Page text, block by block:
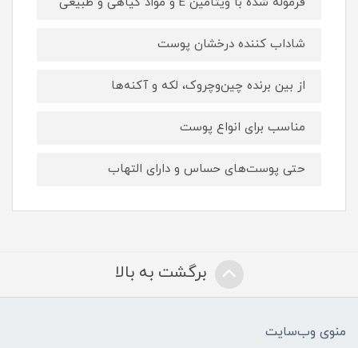
شاداب کننده درخشان پوست
از بین برنده چین‌وچروک، لکه و آکنه‌ها
مناسب برای انواع پوست
حتی پوست‌های حساس و دارای التهاب
برگشت به بالا
منوی وب‌سایت